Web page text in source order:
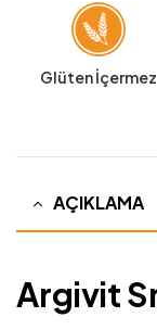
Glüten İçermez
AÇIKLAMA
Argivit